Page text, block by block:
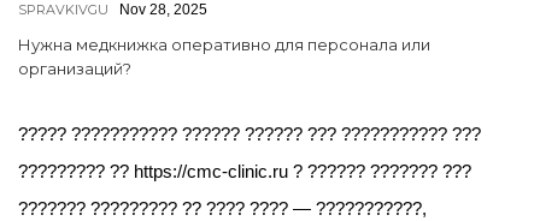
SPRAVKIVGU Nov 28, 2025
Нужна медкнижка оперативно для персонала или
организаций?
????? ??????????? ?????? ?????? ??? ??????????? ???
????????? ?? https://cmc-clinic.ru ? ?????? ??????? ???
??????? ????????? ?? ???? ???? — ???????????,